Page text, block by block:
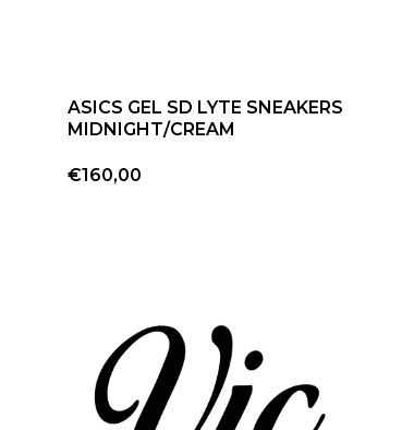
ASICS GEL SD LYTE SNEAKERS
MIDNIGHT/CREAM
€160,00